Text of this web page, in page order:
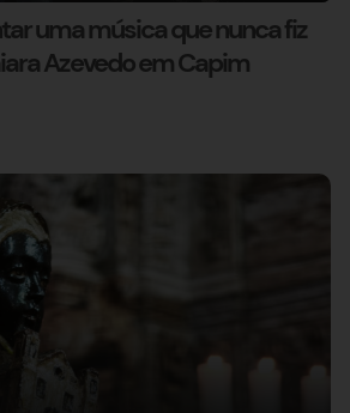
uma música que nunca fiz
Azevedo em Capim